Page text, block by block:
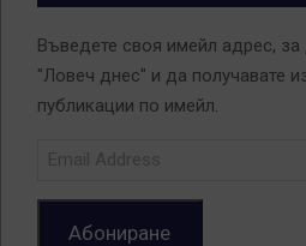
Въведете своя имейл адрес, за
"Ловеч днес" и да получавате
публикации по имейл.
Абониране